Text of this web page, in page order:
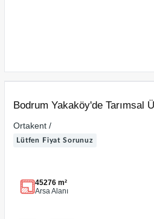
Bodrum Yakaköy'de Tarımsal
Ortakent /
Lütfen Fiyat Sorunuz
45276 m²
Arsa Alanı